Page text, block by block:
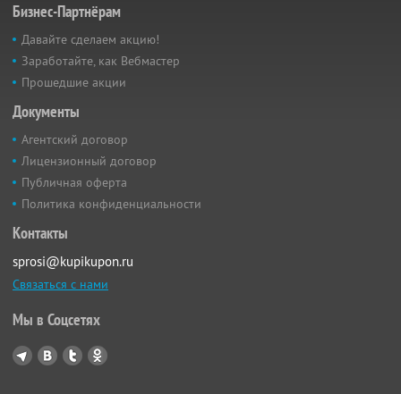
Бизнес-Партнёрам
Давайте сделаем акцию!
Заработайте, как Вебмастер
Прошедшие акции
Документы
Агентский договор
Лицензионный договор
Публичная оферта
Политика конфиденциальности
Контакты
sprosi@kupikupon.ru
Связаться с нами
Мы в Соцсетях